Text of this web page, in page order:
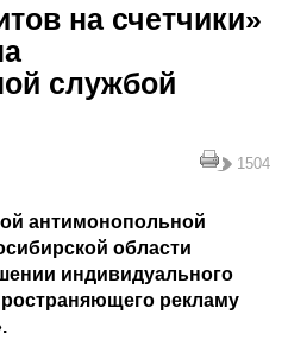
на счетчики»
службой
1504
антимонопольной
области
индивидуального
рекламу